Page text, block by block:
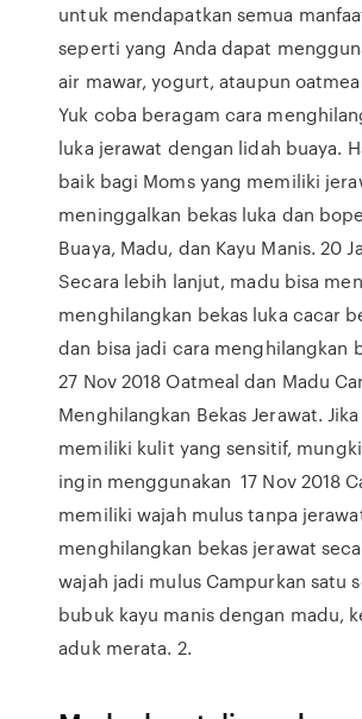
untuk mendapatkan semua
seperti yang Anda dapat
air mawar, yogurt, ataupun
Yuk coba beragam cara
luka jerawat dengan lidah buaya.
baik bagi Moms yang memiliki
meninggalkan bekas luka dan
Buaya, Madu, dan Kayu Manis. 20
Secara lebih lanjut, madu bisa
menghilangkan bekas luka cacar
dan bisa jadi cara menghilangkan
27 Nov 2018 Oatmeal dan Madu
Menghilangkan Bekas Jerawat.
memiliki kulit yang sensitif,
ingin menggunakan 17 Nov 2018
memiliki wajah mulus tanpa
menghilangkan bekas jerawat
wajah jadi mulus Campurkan satu
bubuk kayu manis dengan madu,
aduk merata. 2.